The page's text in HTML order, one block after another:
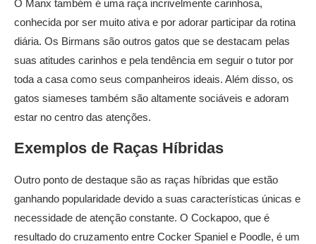
O Manx também é uma raça incrivelmente carinhosa,
conhecida por ser muito ativa e por adorar participar da rotina
diária. Os Birmans são outros gatos que se destacam pelas
suas atitudes carinhos e pela tendência em seguir o tutor por
toda a casa como seus companheiros ideais. Além disso, os
gatos siameses também são altamente sociáveis e adoram
estar no centro das atenções.
Exemplos de Raças Híbridas
Outro ponto de destaque são as raças híbridas que estão
ganhando popularidade devido a suas características únicas e
necessidade de atenção constante. O Cockapoo, que é
resultado do cruzamento entre Cocker Spaniel e Poodle, é um